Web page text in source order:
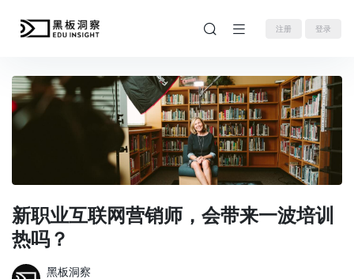
注册 登录
新职业互联网营销师，会带来一波培训
热吗？
黑板洞察